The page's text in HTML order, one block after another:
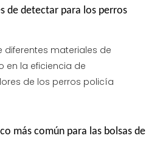
de detectar para los perros
más común para las bolsas de